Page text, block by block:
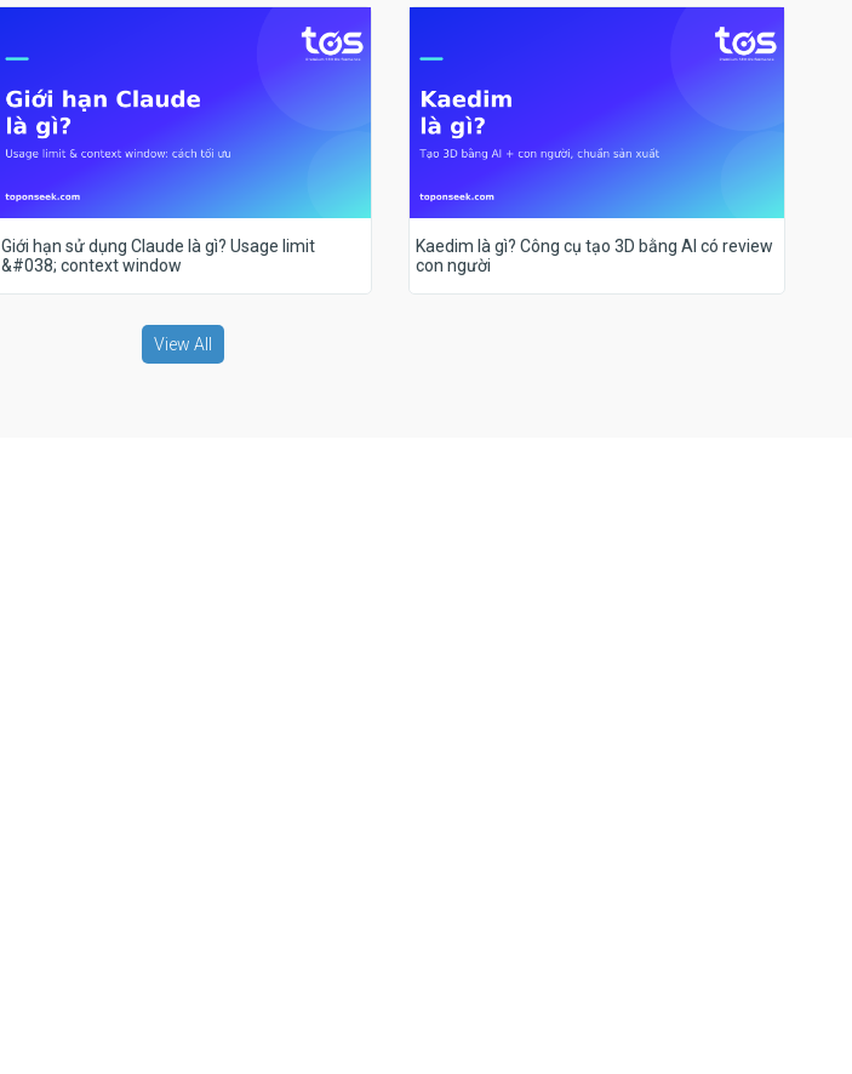
Giới hạn sử dụng Claude là gì? Usage limit
&#038; context window
Kaedim là gì? Công cụ tạo 3D bằng AI có review
con người
View All